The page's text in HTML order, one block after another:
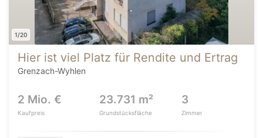
1/20
Hier ist viel Platz für Rendite und Ertrag
Grenzach-Wyhlen
2 Mio. €
Kaufpreis
23.731 m²
Grundstücksfläche
3
Zimmer